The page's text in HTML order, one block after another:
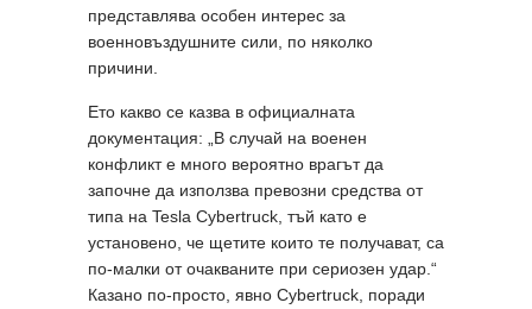
представлява особен интерес за
военновъздушните сили, по няколко
причини.
Ето какво се казва в официалната
документация: „В случай на военен
конфликт е много вероятно врагът да
започне да използва превозни средства от
типа на Tesla Cybertruck, тъй като е
установено, че щетите които те получават, са
по-малки от очакваните при сериозен удар.“
Казано по-просто, явно Cybertruck, поради